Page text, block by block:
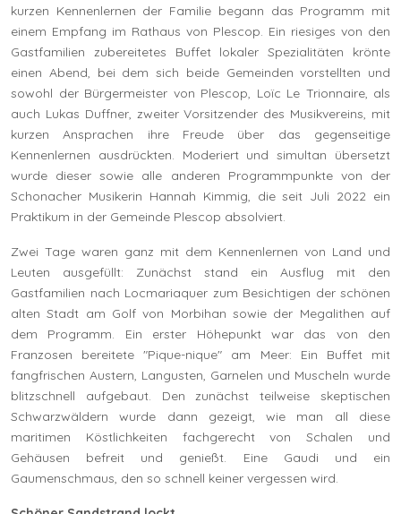
kurzen Kennenlernen der Familie begann das Programm mit
einem Empfang im Rathaus von Plescop. Ein riesiges von den
Gastfamilien zubereitetes Buffet lokaler Spezialitäten krönte
einen Abend, bei dem sich beide Gemeinden vorstellten und
sowohl der Bürgermeister von Plescop, Loïc Le Trionnaire, als
auch Lukas Duffner, zweiter Vorsitzender des Musikvereins, mit
kurzen Ansprachen ihre Freude über das gegenseitige
Kennenlernen ausdrückten. Moderiert und simultan übersetzt
wurde dieser sowie alle anderen Programmpunkte von der
Schonacher Musikerin Hannah Kimmig, die seit Juli 2022 ein
Praktikum in der Gemeinde Plescop absolviert.
Zwei Tage waren ganz mit dem Kennenlernen von Land und
Leuten ausgefüllt: Zunächst stand ein Ausflug mit den
Gastfamilien nach Locmariaquer zum Besichtigen der schönen
alten Stadt am Golf von Morbihan sowie der Megalithen auf
dem Programm. Ein erster Höhepunkt war das von den
Franzosen bereitete "Pique-nique" am Meer: Ein Buffet mit
fangfrischen Austern, Langusten, Garnelen und Muscheln wurde
blitzschnell aufgebaut. Den zunächst teilweise skeptischen
Schwarzwäldern wurde dann gezeigt, wie man all diese
maritimen Köstlichkeiten fachgerecht von Schalen und
Gehäusen befreit und genießt. Eine Gaudi und ein
Gaumenschmaus, den so schnell keiner vergessen wird.